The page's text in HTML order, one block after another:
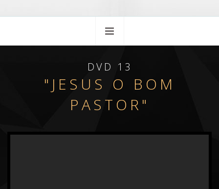
DVD 13
"JESUS O BOM
PASTOR"